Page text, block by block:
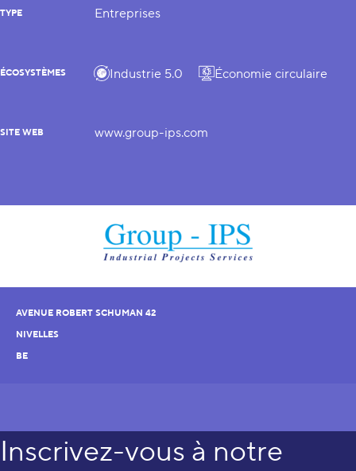
TYPE Entreprises
ÉCOSYSTÈMES Industrie 5.0 Économie circulaire
SITE WEB www.group-ips.com
AVENUE ROBERT SCHUMAN 42
NIVELLES
BE
Inscrivez-vous à notre